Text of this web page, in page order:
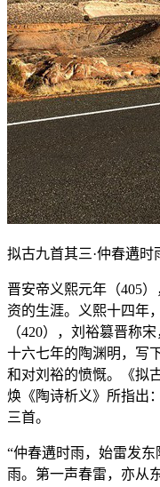
拟古九首其三·仲春遘时
晋安帝义熙元年（405
资的生涯。义熙十四年
（420），刘裕篡晋称
十六七年的陶渊明，写
和对刘裕的愤慨。《拟
焕《陶诗析义》所指出
三首。
“仲春遘时雨，始雷发
雨。第一声春雷，亦从